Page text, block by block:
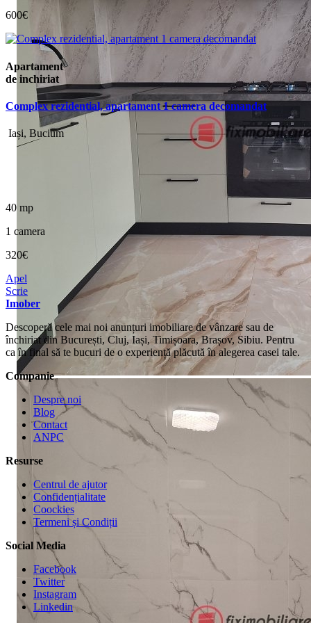
600€
Apartament
de inchiriat
Complex rezidential, apartament 1 camera decomandat
Iași, Bucium
40 mp
1 camera
320€
Apel
Scrie
Imober
Descoperă cele mai noi anunțuri imobiliare de vânzare sau de
închiriat din București, Cluj, Iași, Timișoara, Brașov, Sibiu. Pentru
ca în final să te bucuri de o experiență plăcută în alegerea casei tale.
Companie
Despre noi
Blog
Contact
ANPC
Resurse
Centrul de ajutor
Confidențialitate
Coockies
Termeni și Condiții
Social Media
Facebook
Twitter
Instagram
Linkedin